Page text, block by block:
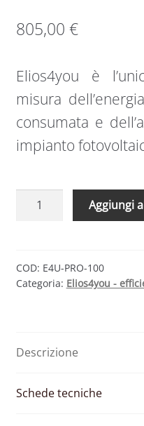
805,00 €
Elios4you è
misura
consumata e
impianto
Elios4you
Monitoraggio
impianto
100
quantità
Aggiungi
COD: E4U-PRO-100
Categoria: Elios4you -
Descrizione
Schede tecniche